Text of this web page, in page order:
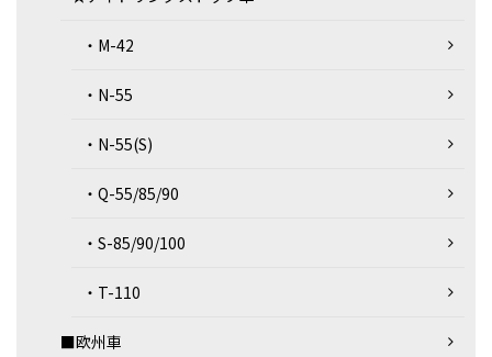
・M-42
・N-55
・N-55(S)
・Q-55/85/90
・S-85/90/100
・T-110
■欧州車